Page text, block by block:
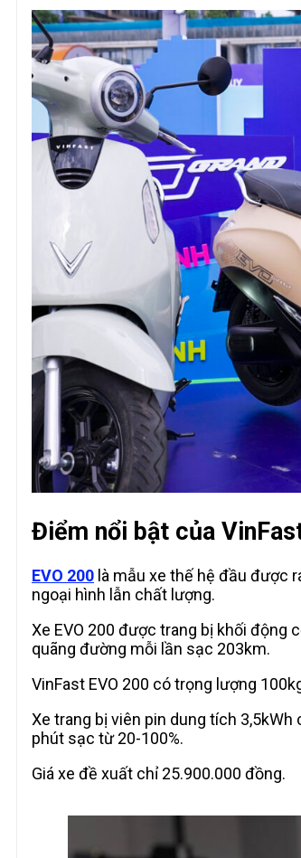
Điểm nổi bật của
EVO 200 là mẫu xe thế hệ đầu được
ngoại hình lẫn chất lượng.
Xe EVO 200 được trang bị khối động
quãng đường mỗi lần sạc 203km.
VinFast EVO 200 có trọng lượng
Xe trang bị viên pin dung tích
phút sạc từ 20-100%.
Giá xe đề xuất chỉ 25.900.000 đồng.